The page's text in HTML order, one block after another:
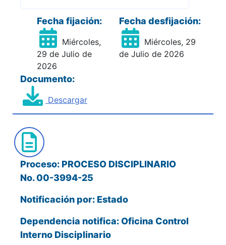
Fecha fijación:
Miércoles,
29 de Julio de
2026
Fecha desfijación:
Miércoles, 29
de Julio de 2026
Documento:
Descargar
Proceso: PROCESO DISCIPLINARIO
No. 00-3994-25
Notificación por: Estado
Dependencia notifica: Oficina Control
Interno Disciplinario